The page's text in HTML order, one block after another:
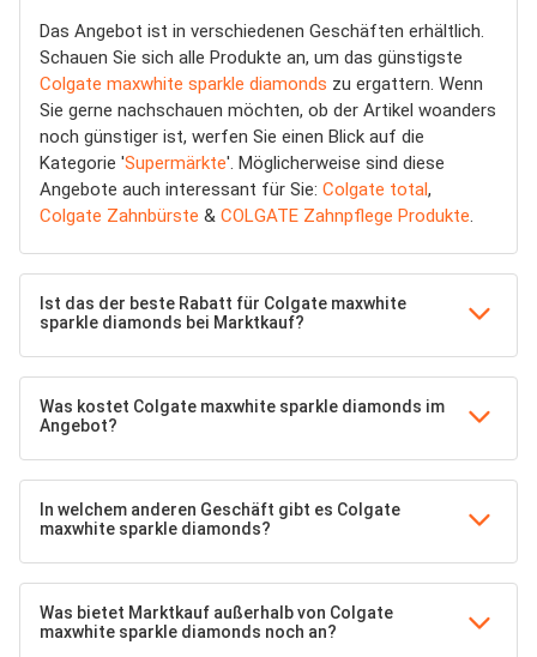
Das Angebot ist in verschiedenen Geschäften erhältlich.
Schauen Sie sich alle Produkte an, um das günstigste
Colgate maxwhite sparkle diamonds zu ergattern. Wenn
Sie gerne nachschauen möchten, ob der Artikel woanders
noch günstiger ist, werfen Sie einen Blick auf die
Kategorie 'Supermärkte'. Möglicherweise sind diese
Angebote auch interessant für Sie: Colgate total,
Colgate Zahnbürste & COLGATE Zahnpflege Produkte.
Ist das der beste Rabatt für Colgate maxwhite
sparkle diamonds bei Marktkauf?
Was kostet Colgate maxwhite sparkle diamonds im
Angebot?
In welchem anderen Geschäft gibt es Colgate
maxwhite sparkle diamonds?
Was bietet Marktkauf außerhalb von Colgate
maxwhite sparkle diamonds noch an?